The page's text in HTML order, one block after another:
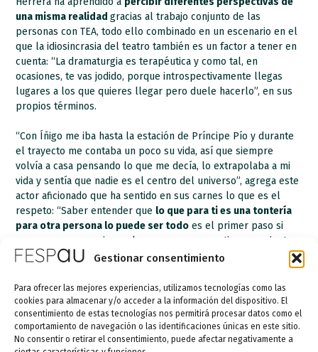
Gestionar consentimiento
Para ofrecer las mejores experiencias, utilizamos tecnologías como las
cookies para almacenar y/o acceder a la información del dispositivo. El
consentimiento de estas tecnologías nos permitirá procesar datos como el
comportamiento de navegación o las identificaciones únicas en este sitio.
No consentir o retirar el consentimiento, puede afectar negativamente a
una misma realidadgracias al trabajo conjunto de las
personas con TEA, todo ello combinado en un escenario en el
que la idiosincrasia del teatro también es un factor a tener en
cuenta: “La dramaturgia es terapéutica y como tal, en
ocasiones, te vas jodido, porque introspectivamente llegas
lugares a los que quieres llegar pero duele hacerlo”, en sus
propios términos.
“Con Íñigo me iba hasta la estación de Príncipe Pío y durante
el trayecto me contaba un poco su vida, así que siempre
volvía a casa pensando lo que me decía, lo extrapolaba a mi
vida y sentía que nadie es el centro del universo”, agrega este
actor aficionado que ha sentido en sus carnes lo que es el
respeto: “Saber entender que lo que para ti es una tontería
para otra persona lo puede ser todo es el primer paso si
queremos conseguir que las personas con autismo se sientan
integradas en la sociedad”, finaliza el propio Herrera.
FUENTE: https://www.publico.es/sociedad/autismo-
incertidumbre-confinamiento-personas-autismo-retrocedan-
avances.html
ANTERIOR
SIGUIENTE